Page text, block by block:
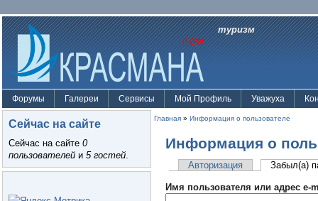
туризм
Форумы Галереи Сервисы Мой Профиль Уважуха
Сейчас на сайте
Сейчас на сайте 0
пользователей и 5 гостей.
Главная » Информация о пользователе
Информация о
Авторизация Забыл(а)
Имя пользователя или адрес e-